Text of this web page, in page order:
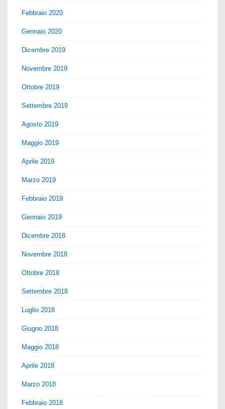
Febbraio 2020
Gennaio 2020
Dicembre 2019
Novembre 2019
Ottobre 2019
Settembre 2019
Agosto 2019
Maggio 2019
Aprile 2019
Marzo 2019
Febbraio 2019
Gennaio 2019
Dicembre 2018
Novembre 2018
Ottobre 2018
Settembre 2018
Luglio 2018
Giugno 2018
Maggio 2018
Aprile 2018
Marzo 2018
Febbraio 2018